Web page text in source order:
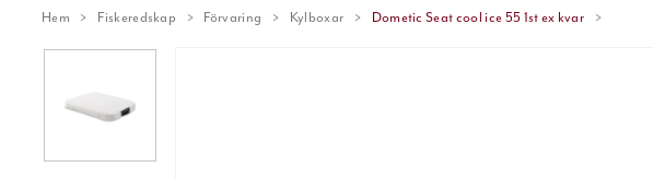
Hem Fiskeredskap Förvaring Kylboxar Dometic Seat cool ice 55 1st ex kvar